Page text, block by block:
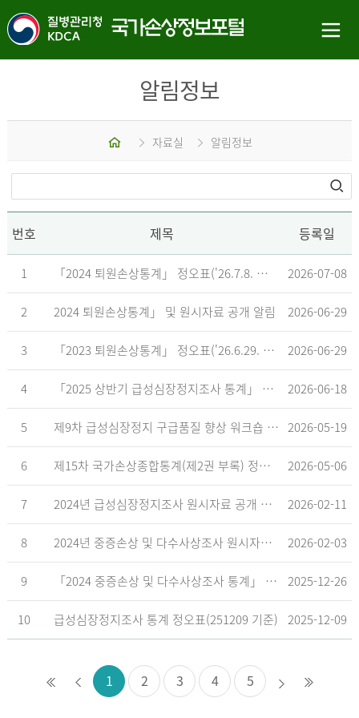
알림정보
홈 자료실 알림정보
번호 제목 등록일
1 「2024 퇴원손상통계」 정오표('26.7.8. 기준) 2026-07-08
2 2024 퇴원손상통계」 및 원시자료 공개 알림 2026-06-29
3 「2023 퇴원손상통계」 정오표('26.6.29. 기준) 2026-06-29
4 「2025 상반기 급성심장정지조사 통계」 공표 2026-06-18
5 제9차 급성심장정지 구급품질 향상 워크숍 개최 안내 2026-05-19
6 제15차 국가손상종합통계(제2권 부록) 정오표('26.5.18. 기준) 2026-05-06
7 2024년 급성심장정지조사 원시자료 공개 알림 2026-02-11
8 2024년 중증손상 및 다수사상조사 원시자료 공개 알림 2026-02-03
9 「2024 중증손상 및 다수사상조사 통계」 공표 2025-12-26
10 급성심장정지조사 통계 정오표(251209 기준) 2025-12-09
1 2 3 4 5